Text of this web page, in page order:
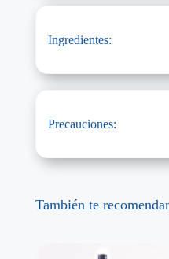
Ingredientes:
Precauciones:
También te